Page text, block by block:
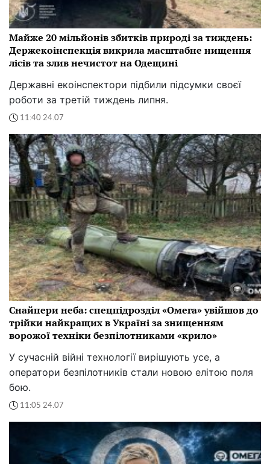
Майже 20 мільйонів збитків природі за тиждень:
Держекоінспекція викрила масштабне нищення
лісів та злив нечистот на Одещині
Державні екоінспектори підбили підсумки своєї
роботи за третій тиждень липня.
11:40 24.07
Снайпери неба: спецпідрозділ «Омега» увійшов до
трійки найкращих в Україні за знищенням
ворожої техніки безпілотниками «крило»
У сучасній війні технології вирішують усе, а
оператори безпілотників стали новою елітою поля
бою.
11:05 24.07